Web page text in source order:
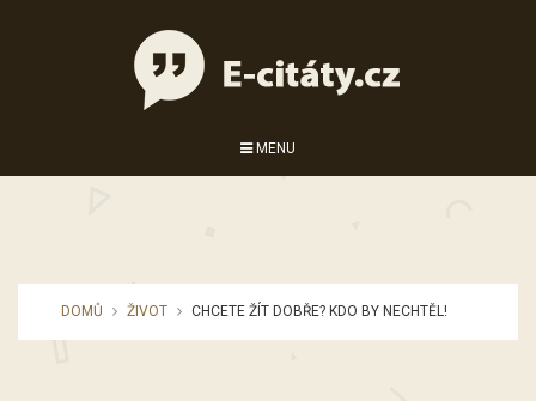
MENU
DOMŮ ŽIVOT CHCETE ŽÍT DOBŘE? KDO BY NECHTĚL!